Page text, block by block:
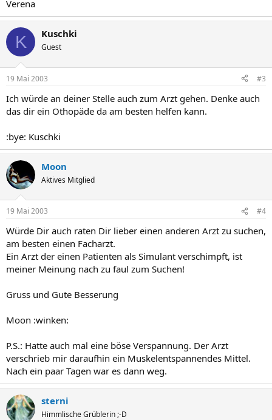
Verena
K Kuschki
Guest
19 Mai 2003 #3
Ich würde an deiner Stelle auch zum Arzt gehen. Denke auch
das dir ein Othopäde da am besten helfen kann.
:bye: Kuschki
Moon
Aktives Mitglied
19 Mai 2003 #4
Würde Dir auch raten Dir lieber einen anderen Arzt zu suchen,
am besten einen Facharzt.
Ein Arzt der einen Patienten als Simulant verschimpft, ist
meiner Meinung nach zu faul zum Suchen!
Gruss und Gute Besserung
Moon :winken:
P.S.: Hatte auch mal eine böse Verspannung. Der Arzt
verschrieb mir daraufhin ein Muskelentspannendes Mittel.
Nach ein paar Tagen war es dann weg.
sterni
Himmlische Grüblerin ;-D